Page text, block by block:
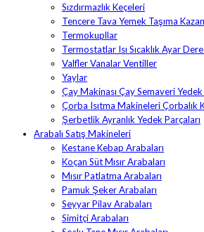
Sızdırmazlık Keçeleri
Tencere Tava Yemek Taşıma
Termokupllar
Termostatlar Isı Sıcaklık Ayar
Valfler Vanalar Ventiller
Yaylar
Çay Makinası Çay Semaveri Yedek
Çorba Isıtma Makineleri Çorbalık
Şerbetlik Ayranlık Yedek Parçaları
Arabalı Satış Makineleri
Kestane Kebap Arabaları
Koçan Süt Mısır Arabaları
Mısır Patlatma Arabaları
Pamuk Şeker Arabaları
Seyyar Pilav Arabaları
Simitçi Arabaları